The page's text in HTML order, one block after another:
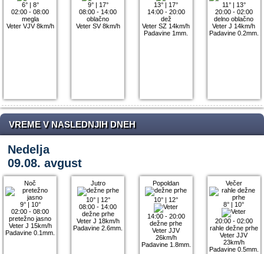
6°| 8°
02:00 - 08:00
megla
Veter VJV 8km/h
9°| 17°
08:00 - 14:00
oblačno
Veter SV 8km/h
13° | 17°
14:00 - 20:00
dež
Veter SZ 14km/h
Padavine 1mm.
11°| 13°
20:00 - 02:00
delno oblačno
Veter J 14km/h
Padavine 0.2mm.
VREME V NASLEDNJIH DNEH
Nedelja
09.08. avgust
Noč
9°| 10°
02:00 - 08:00
pretežno jasno
Veter J 15km/h
Padavine 0.1mm.
Jutro
10°| 12°
08:00 - 14:00
dežne prhe
Veter J 18km/h
Padavine 2.6mm.
Popoldan
10° | 12°
14:00 - 20:00
dežne prhe
Veter JJV
26km/h
Padavine 1.8mm.
Večer
8° | 10°
20:00 - 02:00
rahle dežne prhe
Veter JJV
23km/h
Padavine 0.5mm.